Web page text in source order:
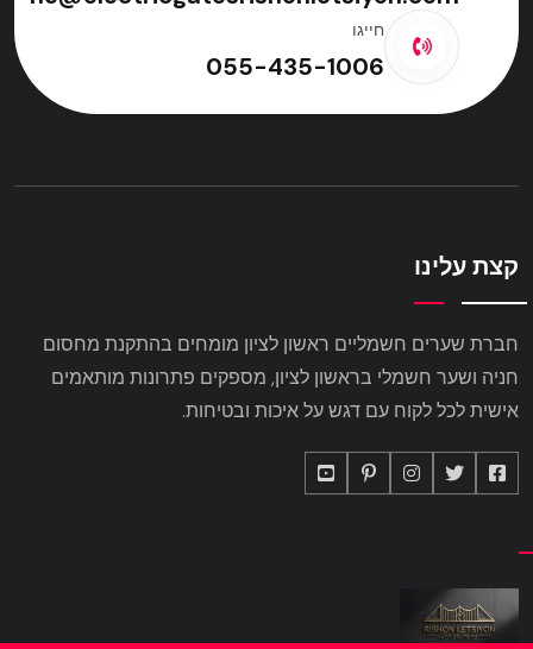
חייגו
055-435-1006
קצת עלינו
חברת שערים חשמליים ראשון לציון מומחים בהתקנת מחסום
חניה ושער חשמלי בראשון לציון, מספקים פתרונות מותאמים
אישית לכל לקוח עם דגש על איכות ובטיחות.